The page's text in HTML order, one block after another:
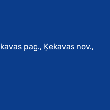
pag., Ķekavas nov.,